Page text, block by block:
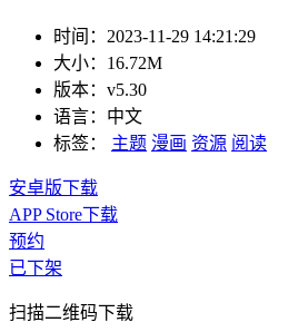
时间： 2023-11-29 14:21:29
大小： 16.72M
版本： v5.30
语言： 中文
标签：
主题 漫画 资源 阅读
安卓版下载
APP Store下载
预约
已下架
扫描二维码下载